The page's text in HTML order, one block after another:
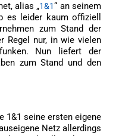
alias „1&1“ an seinem
es leider kaum offiziell
zum Stand der
Regel nur, in wie vielen
Nun liefert der
zum Stand und den
1&1 seine ersten eigene
Netz allerdings